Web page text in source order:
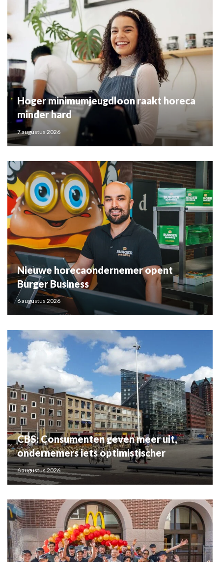
Hoger minimumjeugdloon raakt horeca
minder hard
7 augustus 2026
Nieuwe horecaondernemer opent
Burger Business
6 augustus 2026
CBS: Consumenten geven meer uit,
ondernemers iets optimistischer
6 augustus 2026